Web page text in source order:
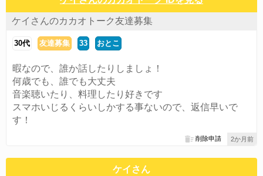
ケイさんのカカオトーク友達募集
30代 友達募集 33 おとこ
暇なので、誰か話したりしましょ！
何歳でも、誰でも大丈夫
音楽聴いたり、料理したり好きです
スマホいじるくらいしかする事ないので、返信早いで
す！
2か月前
削除申請
ケイさん